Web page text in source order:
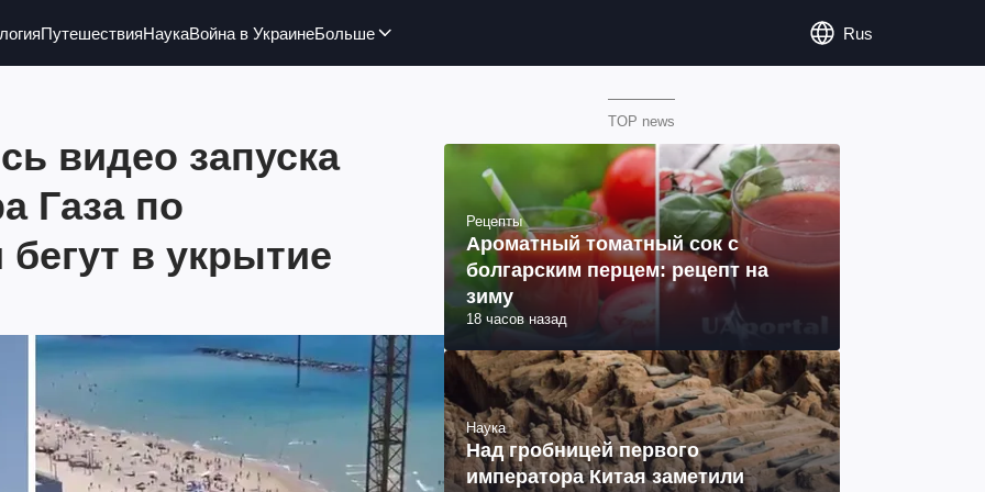
ПутешествияНаукаВойна в УкраинеБольше Rus
видео запуска
Газа по
в укрытие
TOP news
Рецепты
Ароматный томатный сок с
болгарским перцем: рецепт на
зиму
18 часов назад
Наука
Над гробницей первого
императора Китая заметили